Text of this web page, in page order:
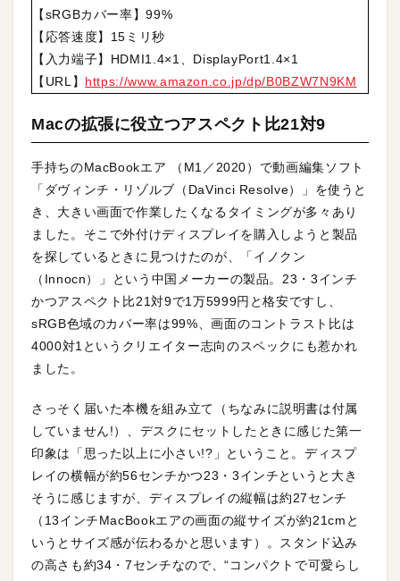
【sRGBカバー率】99%
【応答速度】15ミリ秒
【入力端子】HDMI1.4×1、DisplayPort1.4×1
【URL】 https://www.amazon.co.jp/dp/B0BZW7N9KM
Macの拡張に役立つアスペクト比21対9
手持ちのMacBookエア （M1／2020）で動画編集ソフト
「ダヴィンチ・リゾルブ（DaVinci Resolve）」を使うと
き、大きい画面で作業したくなるタイミングが多々あり
ました。そこで外付けディスプレイを購入しようと製品
を探しているときに見つけたのが、「イノクン
（Innocn）」という中国メーカーの製品。23・3インチ
かつアスペクト比21対9で1万5999円と格安ですし、
sRGB色域のカバー率は99%、画面のコントラスト比は
4000対1というクリエイター志向のスペックにも惹かれ
ました。
さっそく届いた本機を組み立て（ちなみに説明書は付属
していません!）、デスクにセットしたときに感じた第一
印象は「思った以上に小さい!?」ということ。ディスプ
レイの横幅が約56センチかつ23・3インチというと大き
そうに感じますが、ディスプレイの縦幅は約27センチ
（13インチMacBookエアの画面の縦サイズが約21cmと
いうとサイズ感が伝わるかと思います）。スタンド込み
の高さも約34・7センチなので、“コンパクトで可愛らし